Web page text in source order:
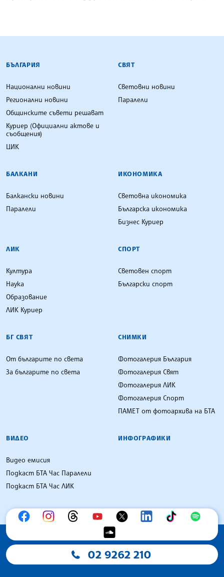
БЪЛГАРСКА ТЕЛЕГРАФНА АГЕНЦИЯ
БЪЛГАРИЯ
Национални новини
Регионални новини
Общинските съвети решават
Куриер (Официални актове и
съобщения)
ЦИК
СВЯТ
Световни новини
Паралели
БАЛКАНИ
Балкански новини
Паралели
ИКОНОМИКА
Световна икономика
Българска икономика
Бизнес Куриер
ЛИК
Култура
Наука
Образование
ЛИК Куриер
СПОРТ
Световен спорт
Български спорт
БГ СВЯТ
От българите по света
За българите по света
СНИМКИ
Фотогалерия България
Фотогалерия Свят
Фотогалерия ЛИК
Фотогалерия Спорт
ПАМЕТ от фотоархива на БТА
ВИДЕО
Видео емисия
Подкаст БТА Час Паралели
Подкаст БТА Час ЛИК
ИНФОГРАФИКИ
02 9262 210